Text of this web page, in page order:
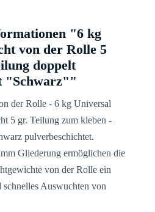
"6 kg
von der Rolle 5
doppelt
"Schwarz""
der Rolle - 6 kg Universal
5 gr. Teilung zum kleben -
pulverbeschichtet.
Gliederung ermöglichen die
von der Rolle ein
schnelles Auswuchten von